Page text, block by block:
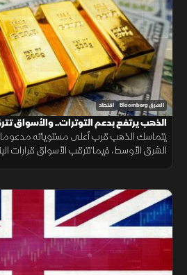
الشرق Bloomberg اقتصاد
الذهب يرتفع بدعم التوترات.. والأسواق
يتماسك الذهب قرب أعلى مستوياته
الشرق الأوسط، فيما تترقب الأسواق قرارات